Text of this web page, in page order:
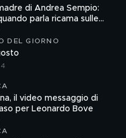
di Andrea Sempio:
parla ricama sulle
DEL GIORNO
il video messaggio di
per Leonardo Bove